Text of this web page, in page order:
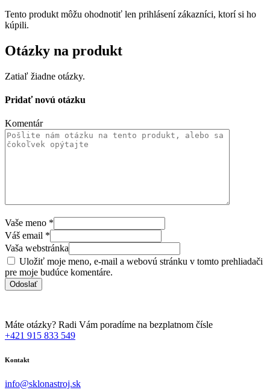
Tento produkt môžu ohodnotiť len prihlásení zákazníci, ktorí si ho
kúpili.
Otázky na produkt
Zatiaľ žiadne otázky.
Pridať novú otázku
Komentár
Vaše meno *
Váš email *
Vaša webstránka
Uložiť moje meno, e-mail a webovú stránku v tomto prehliadači
pre moje budúce komentáre.
Máte otázky? Radi Vám poradíme na bezplatnom čísle
+421 915 833 549
Kontakt
info@sklonastroj.sk